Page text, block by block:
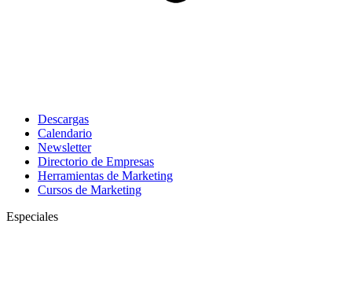
Descargas
Calendario
Newsletter
Directorio de Empresas
Herramientas de Marketing
Cursos de Marketing
Especiales